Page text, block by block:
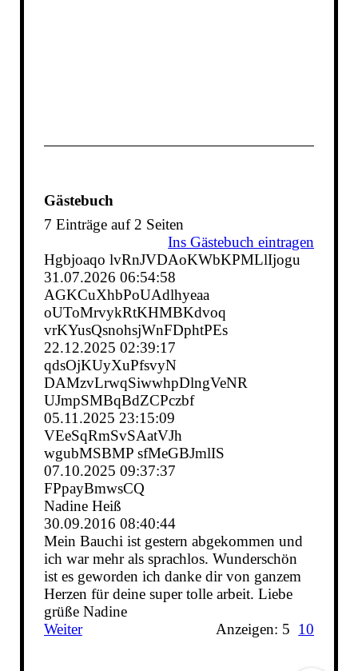
Gästebuch
7 Einträge auf 2 Seiten
Ins Gästebuch eintragen
Hgbjoaqo lvRnJVDAoKWbKPMLlIjogu
31.07.2026 06:54:58
AGKCuXhbPoUAdlhyeaa
oUToMrvykRtKHMBKdvoq
vrKYusQsnohsjWnFDphtPEs
22.12.2025 02:39:17
qdsOjKUyXuPfsvyN
DAMzvLrwqSiwwhpDlngVeNR
UJmpSMBqBdZCPczbf
05.11.2025 23:15:09
VEeSqRmSvSAatVJh
wgubMSBMP sfMeGBJmlIS
07.10.2025 09:37:37
FPpayBmwsCQ
Nadine Heiß
30.09.2016 08:40:44
Mein Bauchi ist gestern abgekommen und
ich war mehr als sprachlos. Wunderschön
ist es geworden ich danke dir von ganzem
Herzen für deine super tolle arbeit. Liebe
grüße Nadine
Weiter
Anzeigen: 5 10